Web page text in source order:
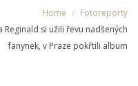
Home
Fotoreporty
Reginald si užili řevu nadšených
fanynek, v Praze pokřtili album